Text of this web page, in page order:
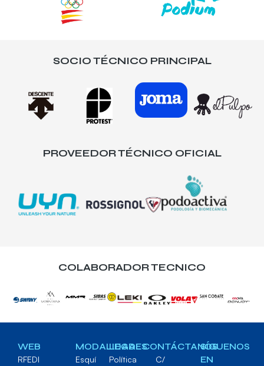
SOCIO TÉCNICO PRINCIPAL
PROVEEDOR TÉCNICO OFICIAL
COLABORADOR TECNICO
WEB
RFEDI
MODALIDADES
Esquí
LEGAL
Política
CONTÁCTANOS
C/
SÍGUENOS
EN